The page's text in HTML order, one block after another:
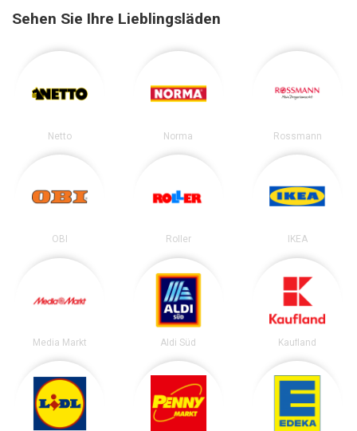
Sehen Sie Ihre Lieblingsläden
Netto Norma Rossmann
OBI Roller IKEA
Media Markt Aldi Süd Kaufland